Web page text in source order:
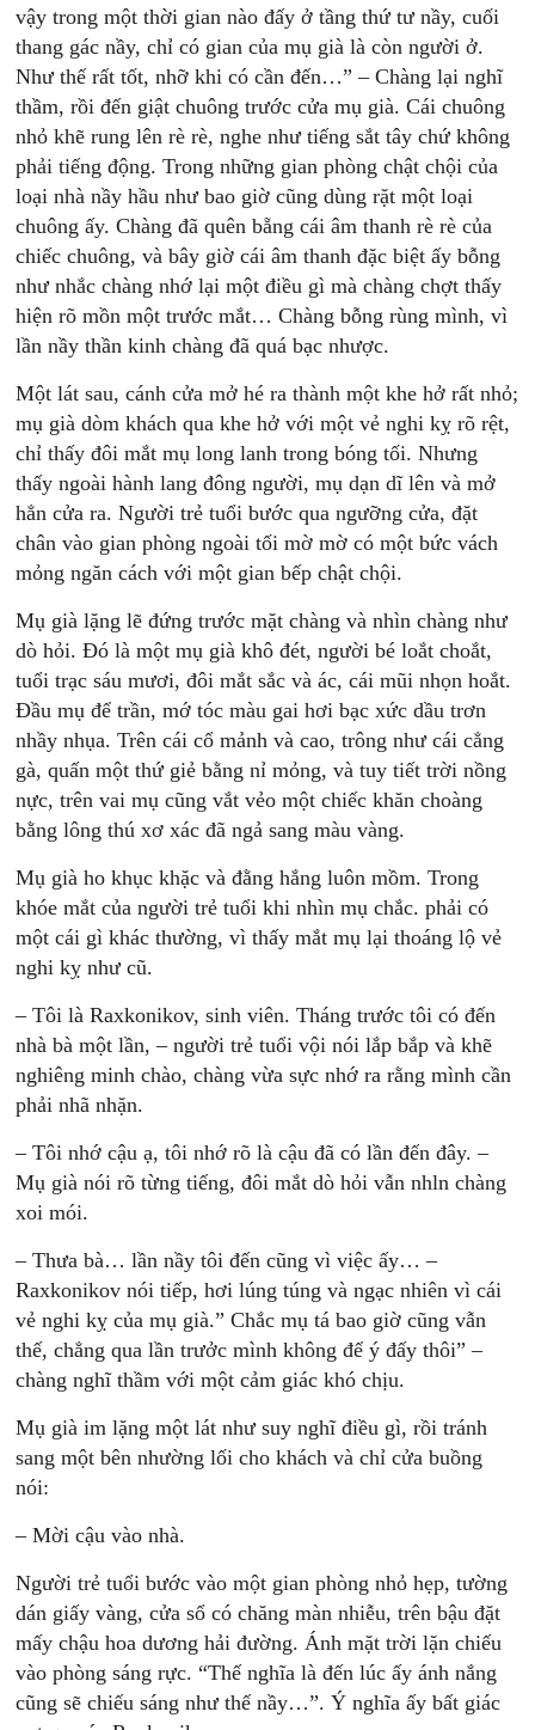
vậy trong một thời gian nào đấy ở tầng thứ tư nầy, cuối
thang gác nầy, chỉ có gian của mụ già là còn người ở.
Như thế rất tốt, nhỡ khi có cần đến…” – Chàng lại nghĩ
thầm, rồi đến giật chuông trước cửa mụ già. Cái chuông
nhỏ khẽ rung lên rè rè, nghe như tiếng sắt tây chứ không
phải tiếng động. Trong những gian phòng chật chội của
loại nhà nầy hầu như bao giờ cũng dùng rặt một loại
chuông ấy. Chàng đã quên bẵng cái âm thanh rè rè của
chiếc chuông, và bây giờ cái âm thanh đặc biệt ấy bỗng
như nhắc chàng nhớ lại một điều gì mà chàng chợt thấy
hiện rõ mồn một trước mắt… Chàng bỗng rùng mình, vì
lần nầy thần kinh chàng đã quá bạc nhược.
Một lát sau, cánh cửa mở hé ra thành một khe hở rất nhỏ;
mụ già dòm khách qua khe hở với một vẻ nghi kỵ rõ rệt,
chỉ thấy đôi mắt mụ long lanh trong bóng tối. Nhưng
thấy ngoài hành lang đông người, mụ dạn dĩ lên và mở
hẳn cửa ra. Người trẻ tuổi bước qua ngưỡng cửa, đặt
chân vào gian phòng ngoài tối mờ mờ có một bức vách
mỏng ngăn cách với một gian bếp chật chội.
Mụ già lặng lẽ đứng trước mặt chàng và nhìn chàng như
dò hỏi. Đó là một mụ già khô đét, người bé loắt choắt,
tuổi trạc sáu mươi, đôi mắt sắc và ác, cái mũi nhọn hoắt.
Đầu mụ để trần, mớ tóc màu gai hơi bạc xức dầu trơn
nhầy nhụa. Trên cái cổ mảnh và cao, trông như cái cẳng
gà, quấn một thứ giẻ bằng nỉ mỏng, và tuy tiết trời nồng
nực, trên vai mụ cũng vắt vẻo một chiếc khăn choàng
bằng lông thú xơ xác đã ngả sang màu vàng.
Mụ già ho khục khặc và đằng hắng luôn mồm. Trong
khóe mắt của người trẻ tuổi khi nhìn mụ chắc. phải có
một cái gì khác thường, vì thấy mắt mụ lại thoáng lộ vẻ
nghi kỵ như cũ.
– Tôi là Raxkonikov, sinh viên. Tháng trước tôi có đến
nhà bà một lần, – người trẻ tuổi vội nói lắp bắp và khẽ
nghiêng minh chào, chàng vừa sực nhớ ra rằng mình cần
phải nhã nhặn.
– Tôi nhớ cậu ạ, tôi nhớ rõ là cậu đã có lần đến đây. –
Mụ già nói rõ từng tiếng, đôi mắt dò hỏi vẫn nhln chàng
xoi mói.
– Thưa bà… lần nầy tôi đến cũng vì việc ấy… –
Raxkonikov nói tiếp, hơi lúng túng và ngạc nhiên vì cái
vẻ nghi kỵ của mụ già.” Chắc mụ tá bao giờ cũng vẫn
thế, chẳng qua lần trưởc mình không để ý đấy thôi” –
chàng nghĩ thầm với một cảm giác khó chịu.
Mụ già im lặng một lát như suy nghĩ điều gì, rồi tránh
sang một bên nhường lối cho khách và chỉ cửa buồng
nói:
– Mời cậu vào nhà.
Người trẻ tuổi bước vào một gian phòng nhỏ hẹp, tường
dán giấy vàng, cửa sổ có chăng màn nhiễu, trên bậu đặt
mấy chậu hoa dương hải đường. Ánh mặt trời lặn chiếu
vào phòng sáng rực. “Thế nghĩa là đến lúc ấy ánh nắng
cũng sẽ chiếu sáng như thế nầy…”. Ý nghĩa ấy bất giác